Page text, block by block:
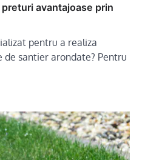
avantajoase prin
pentru a realiza
santier arondate? Pentru